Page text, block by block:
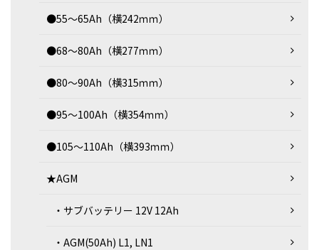
●55～65Ah（横242ｍｍ）
●68～80Ah（横277ｍｍ）
●80～90Ah（横315ｍｍ）
●95～100Ah（横354ｍｍ）
●105～110Ah（横393ｍｍ）
★AGM
・サブバッテリー 12V 12Ah
・AGM(50Ah) L1, LN1